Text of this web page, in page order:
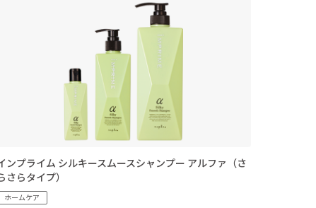
ンプライム シルキースムースシャンプー アルファ（さ
さらタイプ）
ホームケア